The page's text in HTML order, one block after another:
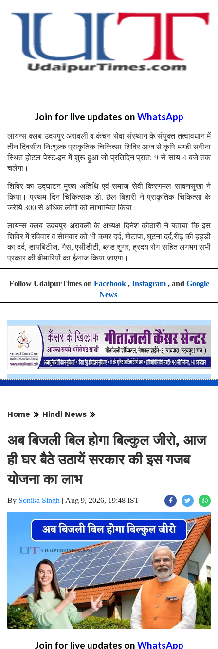
Join for live updates on WhatsApp
लायन्स क्लब उदयपुर अरावली व कंचन सेवा संस्थान के संयुक्त तत्वावधान में
तीन दिवसीय नि:शुल्क प्राकृतिक चिकित्सा शिविर आज से कृषि मण्डी सवीना
स्थित होटल पेस्ट-इन में शुरू हुआ जो प्रतिदिन प्रात: 9 से सांय 4 बजे तक
चलेगा।
शिविर का उद्घाटन मुख्य अतिथि एवं समाज सेवी किरणमल सावनसुखा ने
किया। प्रथम दिन चिकित्सक डॅा. छैल बिहारी ने प्राकृतिक चिकित्सा के
जरीये 300 से अधिक लोगों को लाभान्वित किया।
लायन्स क्लब उदयपुर अरावली के अध्यक्ष दिनेश कोठारी ने बताया कि इस
शिविर में रविवार व सेामवार को भी कमर दर्द, मोटापा, घुटना दर्द,रीढ़ की हड्डी
का दर्द, डायबिटीज, गैस, एसीडीटी, ब्लड शुगर, ह्रदय रोग सहित लगभग सभी
प्रकार की बीमारियों का ईलाज किया जाएगा।
Follow UdaipurTimes on Facebook, Instagram, and Google
News
Home Hindi News
अब बिजली बिल होगा बिल्कुल जीरो, आज
ही घर बैठे उठायें सरकार की इस गजब
योजना का लाभ
By Sonika Singh | Aug 9, 2026, 19:48 IST
Join for live updates on WhatsApp